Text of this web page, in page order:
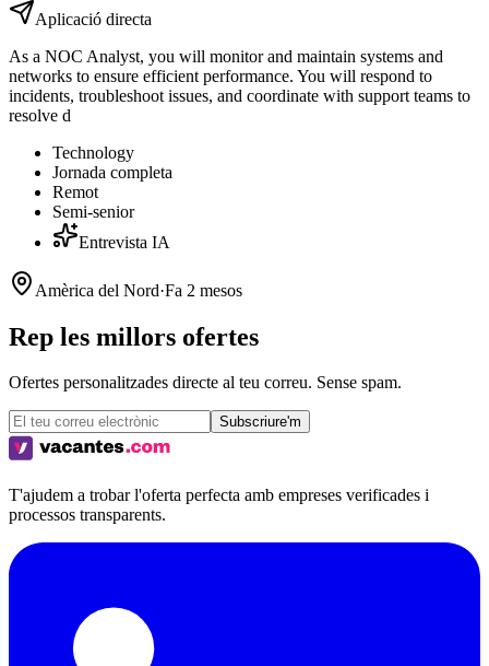
Aplicació directa
As a NOC Analyst, you will monitor and maintain systems and
networks to ensure efficient performance. You will respond to
incidents, troubleshoot issues, and coordinate with support teams to
resolve d
Technology
Jornada completa
Remot
Semi-senior
Entrevista IA
Amèrica del Nord·Fa 2 mesos
Rep les millors ofertes
Ofertes personalitzades directe al teu correu. Sense spam.
Subscriure'm
T'ajudem a trobar l'oferta perfecta amb empreses verificades i
processos transparents.